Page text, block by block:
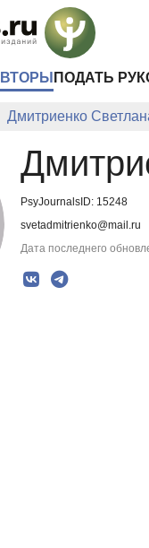
ПОДАТЬ
Дмитриенко
PsyJournalsID: 15248
svetadmitrienko@mail.ru
Дата последнего